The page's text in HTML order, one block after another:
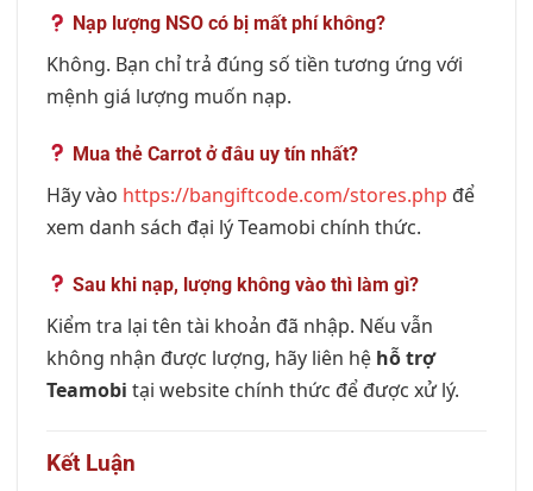
Nạp lượng NSO có bị mất phí không?
Không. Bạn chỉ trả đúng số tiền tương ứng với
mệnh giá lượng muốn nạp.
Mua thẻ Carrot ở đâu uy tín nhất?
Hãy vào https://bangiftcode.com/stores.php để
xem danh sách đại lý Teamobi chính thức.
Sau khi nạp, lượng không vào thì làm gì?
Kiểm tra lại tên tài khoản đã nhập. Nếu vẫn
không nhận được lượng, hãy liên hệ hỗ trợ
Teamobi tại website chính thức để được xử lý.
Kết Luận